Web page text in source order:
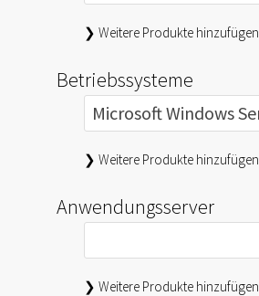
❯ Weitere Produkte hinzufügen
Betriebssysteme
❯ Weitere Produkte hinzufügen
Anwendungsserver
❯ Weitere Produkte hinzufügen